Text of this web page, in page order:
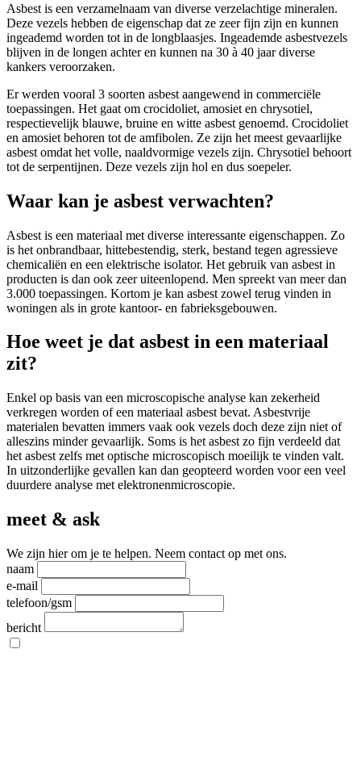
Asbest is een verzamelnaam van diverse verzelachtige mineralen.
Deze vezels hebben de eigenschap dat ze zeer fijn zijn en kunnen
ingeademd worden tot in de longblaasjes. Ingeademde asbestvezels
blijven in de longen achter en kunnen na 30 à 40 jaar diverse
kankers veroorzaken.
Er werden vooral 3 soorten asbest aangewend in commerciële
toepassingen. Het gaat om crocidoliet, amosiet en chrysotiel,
respectievelijk blauwe, bruine en witte asbest genoemd. Crocidoliet
en amosiet behoren tot de amfibolen. Ze zijn het meest gevaarlijke
asbest omdat het volle, naaldvormige vezels zijn. Chrysotiel behoort
tot de serpentijnen. Deze vezels zijn hol en dus soepeler.
Waar kan je asbest verwachten?
Asbest is een materiaal met diverse interessante eigenschappen. Zo
is het onbrandbaar, hittebestendig, sterk, bestand tegen agressieve
chemicaliën en een elektrische isolator. Het gebruik van asbest in
producten is dan ook zeer uiteenlopend. Men spreekt van meer dan
3.000 toepassingen. Kortom je kan asbest zowel terug vinden in
woningen als in grote kantoor- en fabrieksgebouwen.
Hoe weet je dat asbest in een materiaal
zit?
Enkel op basis van een microscopische analyse kan zekerheid
verkregen worden of een materiaal asbest bevat. Asbestvrije
materialen bevatten immers vaak ook vezels doch deze zijn niet of
alleszins minder gevaarlijk. Soms is het asbest zo fijn verdeeld dat
het asbest zelfs met optische microscopisch moeilijk te vinden valt.
In uitzonderlijke gevallen kan dan geopteerd worden voor een veel
duurdere analyse met elektronenmicroscopie.
meet & ask
We zijn hier om je te helpen. Neem contact op met ons.
naam
e-mail
telefoon/gsm
bericht